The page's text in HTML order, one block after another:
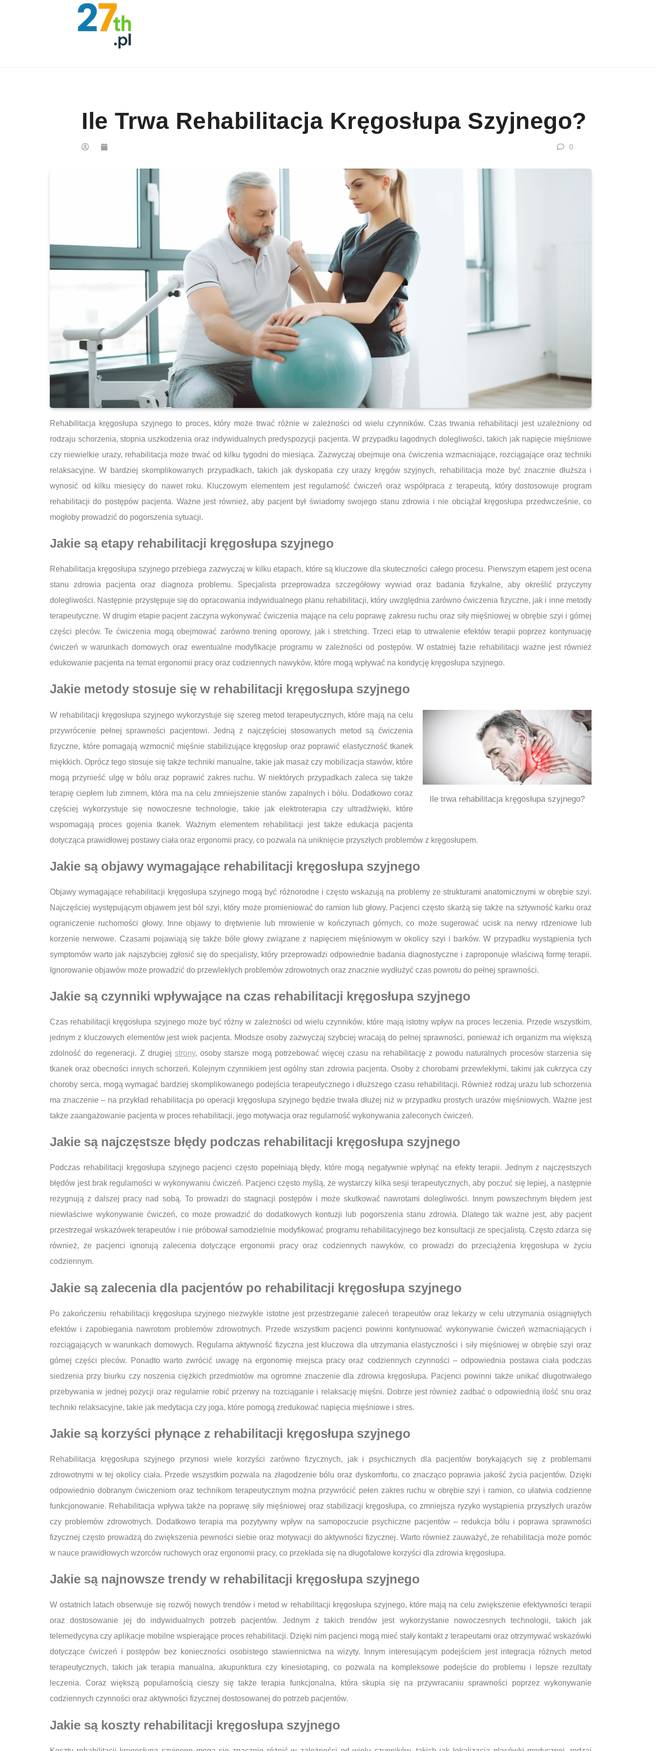
Ile Trwa Rehabilitacja Kręgosłupa Szyjnego?
0
Rehabilitacja kręgosłupa szyjnego to proces, który może trwać różnie w zależności od wielu czynników. Czas trwania rehabilitacji jest uzależniony od
rodzaju schorzenia, stopnia uszkodzenia oraz indywidualnych predyspozycji pacjenta. W przypadku łagodnych dolegliwości, takich jak napięcie mięśniowe
czy niewielkie urazy, rehabilitacja może trwać od kilku tygodni do miesiąca. Zazwyczaj obejmuje ona ćwiczenia wzmacniające, rozciągające oraz techniki
relaksacyjne. W bardziej skomplikowanych przypadkach, takich jak dyskopatia czy urazy kręgów szyjnych, rehabilitacja może być znacznie dłuższa i
wynosić od kilku miesięcy do nawet roku. Kluczowym elementem jest regularność ćwiczeń oraz współpraca z terapeutą, który dostosowuje program
rehabilitacji do postępów pacjenta. Ważne jest również, aby pacjent był świadomy swojego stanu zdrowia i nie obciążał kręgosłupa przedwcześnie, co
mogłoby prowadzić do pogorszenia sytuacji.
Jakie są etapy rehabilitacji kręgosłupa szyjnego
Rehabilitacja kręgosłupa szyjnego przebiega zazwyczaj w kilku etapach, które są kluczowe dla skuteczności całego procesu. Pierwszym etapem jest ocena
stanu zdrowia pacjenta oraz diagnoza problemu. Specjalista przeprowadza szczegółowy wywiad oraz badania fizykalne, aby określić przyczyny
dolegliwości. Następnie przystępuje się do opracowania indywidualnego planu rehabilitacji, który uwzględnia zarówno ćwiczenia fizyczne, jak i inne metody
terapeutyczne. W drugim etapie pacjent zaczyna wykonywać ćwiczenia mające na celu poprawę zakresu ruchu oraz siły mięśniowej w obrębie szyi i górnej
części pleców. Te ćwiczenia mogą obejmować zarówno trening oporowy, jak i stretching. Trzeci etap to utrwalenie efektów terapii poprzez kontynuację
ćwiczeń w warunkach domowych oraz ewentualne modyfikacje programu w zależności od postępów. W ostatniej fazie rehabilitacji ważne jest również
edukowanie pacjenta na temat ergonomii pracy oraz codziennych nawyków, które mogą wpływać na kondycję kręgosłupa szyjnego.
Jakie metody stosuje się w rehabilitacji kręgosłupa szyjnego
Ile trwa rehabilitacja kręgosłupa szyjnego?
W rehabilitacji kręgosłupa szyjnego wykorzystuje się szereg metod terapeutycznych, które mają na celu
przywrócenie pełnej sprawności pacjentowi. Jedną z najczęściej stosowanych metod są ćwiczenia
fizyczne, które pomagają wzmocnić mięśnie stabilizujące kręgosłup oraz poprawić elastyczność tkanek
miękkich. Oprócz tego stosuje się także techniki manualne, takie jak masaż czy mobilizacja stawów, które
mogą przynieść ulgę w bólu oraz poprawić zakres ruchu. W niektórych przypadkach zaleca się także
terapię ciepłem lub zimnem, która ma na celu zmniejszenie stanów zapalnych i bólu. Dodatkowo coraz
częściej wykorzystuje się nowoczesne technologie, takie jak elektroterapia czy ultradźwięki, które
wspomagają proces gojenia tkanek. Ważnym elementem rehabilitacji jest także edukacja pacjenta
dotycząca prawidłowej postawy ciała oraz ergonomii pracy, co pozwala na uniknięcie przyszłych problemów z kręgosłupem.
Jakie są objawy wymagające rehabilitacji kręgosłupa szyjnego
Objawy wymagające rehabilitacji kręgosłupa szyjnego mogą być różnorodne i często wskazują na problemy ze strukturami anatomicznymi w obrębie szyi.
Najczęściej występującym objawem jest ból szyi, który może promieniować do ramion lub głowy. Pacjenci często skarżą się także na sztywność karku oraz
ograniczenie ruchomości głowy. Inne objawy to drętwienie lub mrowienie w kończynach górnych, co może sugerować ucisk na nerwy rdzeniowe lub
korzenie nerwowe. Czasami pojawiają się także bóle głowy związane z napięciem mięśniowym w okolicy szyi i barków. W przypadku wystąpienia tych
symptomów warto jak najszybciej zgłosić się do specjalisty, który przeprowadzi odpowiednie badania diagnostyczne i zaproponuje właściwą formę terapii.
Ignorowanie objawów może prowadzić do przewlekłych problemów zdrowotnych oraz znacznie wydłużyć czas powrotu do pełnej sprawności.
Jakie są czynniki wpływające na czas rehabilitacji kręgosłupa szyjnego
Czas rehabilitacji kręgosłupa szyjnego może być różny w zależności od wielu czynników, które mają istotny wpływ na proces leczenia. Przede wszystkim,
jednym z kluczowych elementów jest wiek pacjenta. Młodsze osoby zazwyczaj szybciej wracają do pełnej sprawności, ponieważ ich organizm ma większą
zdolność do regeneracji. Z drugiejstrony, osoby starsze mogą potrzebować więcej czasu na rehabilitację z powodu naturalnych procesów starzenia się
tkanek oraz obecności innych schorzeń. Kolejnym czynnikiem jest ogólny stan zdrowia pacjenta. Osoby z chorobami przewlekłymi, takimi jak cukrzyca czy
choroby serca, mogą wymagać bardziej skomplikowanego podejścia terapeutycznego i dłuższego czasu rehabilitacji. Również rodzaj urazu lub schorzenia
ma znaczenie – na przykład rehabilitacja po operacji kręgosłupa szyjnego będzie trwała dłużej niż w przypadku prostych urazów mięśniowych. Ważne jest
także zaangażowanie pacjenta w proces rehabilitacji, jego motywacja oraz regularność wykonywania zaleconych ćwiczeń.
Jakie są najczęstsze błędy podczas rehabilitacji kręgosłupa szyjnego
Podczas rehabilitacji kręgosłupa szyjnego pacjenci często popełniają błędy, które mogą negatywnie wpłynąć na efekty terapii. Jednym z najczęstszych
błędów jest brak regularności w wykonywaniu ćwiczeń. Pacjenci często myślą, że wystarczy kilka sesji terapeutycznych, aby poczuć się lepiej, a następnie
rezygnują z dalszej pracy nad sobą. To prowadzi do stagnacji postępów i może skutkować nawrotami dolegliwości. Innym powszechnym błędem jest
niewłaściwe wykonywanie ćwiczeń, co może prowadzić do dodatkowych kontuzji lub pogorszenia stanu zdrowia. Dlatego tak ważne jest, aby pacjent
przestrzegał wskazówek terapeutów i nie próbował samodzielnie modyfikować programu rehabilitacyjnego bez konsultacji ze specjalistą. Często zdarza się
również, że pacjenci ignorują zalecenia dotyczące ergonomii pracy oraz codziennych nawyków, co prowadzi do przeciążenia kręgosłupa w życiu
codziennym.
Jakie są zalecenia dla pacjentów po rehabilitacji kręgosłupa szyjnego
Po zakończeniu rehabilitacji kręgosłupa szyjnego niezwykle istotne jest przestrzeganie zaleceń terapeutów oraz lekarzy w celu utrzymania osiągniętych
efektów i zapobiegania nawrotom problemów zdrowotnych. Przede wszystkim pacjenci powinni kontynuować wykonywanie ćwiczeń wzmacniających i
rozciągających w warunkach domowych. Regularna aktywność fizyczna jest kluczowa dla utrzymania elastyczności i siły mięśniowej w obrębie szyi oraz
górnej części pleców. Ponadto warto zwrócić uwagę na ergonomię miejsca pracy oraz codziennych czynności – odpowiednia postawa ciała podczas
siedzenia przy biurku czy noszenia ciężkich przedmiotów ma ogromne znaczenie dla zdrowia kręgosłupa. Pacjenci powinni także unikać długotrwałego
przebywania w jednej pozycji oraz regularnie robić przerwy na rozciąganie i relaksację mięśni. Dobrze jest również zadbać o odpowiednią ilość snu oraz
techniki relaksacyjne, takie jak medytacja czy joga, które pomogą zredukować napięcia mięśniowe i stres.
Jakie są korzyści płynące z rehabilitacji kręgosłupa szyjnego
Rehabilitacja kręgosłupa szyjnego przynosi wiele korzyści zarówno fizycznych, jak i psychicznych dla pacjentów borykających się z problemami
zdrowotnymi w tej okolicy ciała. Przede wszystkim pozwala na złagodzenie bólu oraz dyskomfortu, co znacząco poprawia jakość życia pacjentów. Dzięki
odpowiednio dobranym ćwiczeniom oraz technikom terapeutycznym można przywrócić pełen zakres ruchu w obrębie szyi i ramion, co ułatwia codzienne
funkcjonowanie. Rehabilitacja wpływa także na poprawę siły mięśniowej oraz stabilizacji kręgosłupa, co zmniejsza ryzyko wystąpienia przyszłych urazów
czy problemów zdrowotnych. Dodatkowo terapia ma pozytywny wpływ na samopoczucie psychiczne pacjentów – redukcja bólu i poprawa sprawności
fizycznej często prowadzą do zwiększenia pewności siebie oraz motywacji do aktywności fizycznej. Warto również zauważyć, że rehabilitacja może pomóc
w nauce prawidłowych wzorców ruchowych oraz ergonomii pracy, co przekłada się na długofalowe korzyści dla zdrowia kręgosłupa.
Jakie są najnowsze trendy w rehabilitacji kręgosłupa szyjnego
W ostatnich latach obserwuje się rozwój nowych trendów i metod w rehabilitacji kręgosłupa szyjnego, które mają na celu zwiększenie efektywności terapii
oraz dostosowanie jej do indywidualnych potrzeb pacjentów. Jednym z takich trendów jest wykorzystanie nowoczesnych technologii, takich jak
telemedycyna czy aplikacje mobilne wspierające proces rehabilitacji. Dzięki nim pacjenci mogą mieć stały kontakt z terapeutami oraz otrzymywać wskazówki
dotyczące ćwiczeń i postępów bez konieczności osobistego stawiennictwa na wizyty. Innym interesującym podejściem jest integracja różnych metod
terapeutycznych, takich jak terapia manualna, akupunktura czy kinesiotaping, co pozwala na kompleksowe podejście do problemu i lepsze rezultaty
leczenia. Coraz większą popularnością cieszy się także terapia funkcjonalna, która skupia się na przywracaniu sprawności poprzez wykonywanie
codziennych czynności oraz aktywności fizycznej dostosowanej do potrzeb pacjentów.
Jakie są koszty rehabilitacji kręgosłupa szyjnego